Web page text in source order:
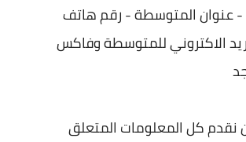
عنوان المتوسطة - رقم هاتف
الاكتروني للمتوسطة وفاكس
نقدم كل المعلومات المتعلق